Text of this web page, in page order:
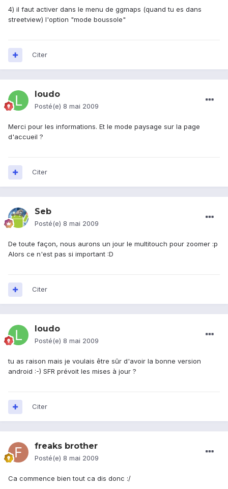
4) il faut activer dans le menu de ggmaps (quand tu es dans
streetview) l'option "mode boussole"
Citer
loudo
Posté(e) 8 mai 2009
Merci pour les informations. Et le mode paysage sur la page
d'accueil ?
Citer
Seb
Posté(e) 8 mai 2009
De toute façon, nous aurons un jour le multitouch pour zoomer :p
Alors ce n'est pas si important :D
Citer
loudo
Posté(e) 8 mai 2009
tu as raison mais je voulais être sûr d'avoir la bonne version
android :-) SFR prévoit les mises à jour ?
Citer
freaks brother
Posté(e) 8 mai 2009
Ca commence bien tout ca dis donc :/